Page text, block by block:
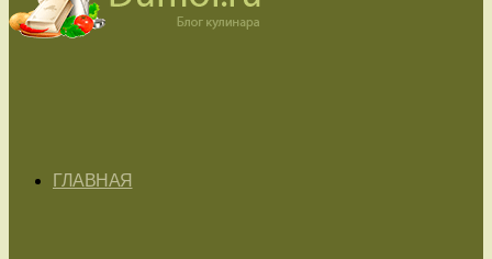
ГЛАВНАЯ